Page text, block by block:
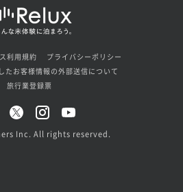
利用規約
プライバシーポリシー
お客様情報の外部送信について
旅行業登録票
Inc. All rights reserved.